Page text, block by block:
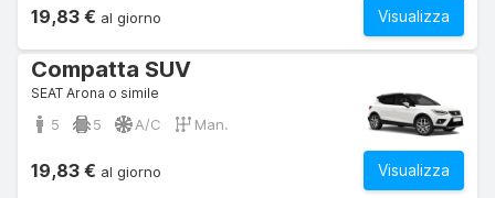
Visualizza
19,83 € al giorno
Compatta SUV
SEAT Arona o simile
5 5 A/C Man.
Visualizza
19,83 € al giorno